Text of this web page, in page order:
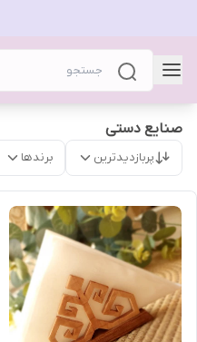
صنایع دستی
پربازدیدترین برندها